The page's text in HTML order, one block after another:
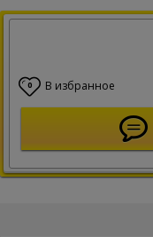
0 В избранное